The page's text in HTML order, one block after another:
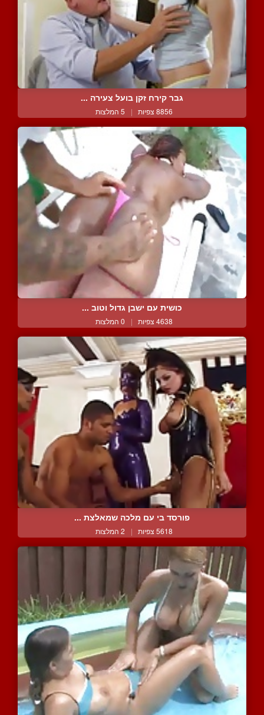
גבר קירח זקן בועל צעירה ...
8856 צפיות | 5 המלצות
כושית עם ישבן גדול וטוב ...
4638 צפיות | 0 המלצות
פורסד בי עם מלכה שמאלצת ...
5618 צפיות | 2 המלצות